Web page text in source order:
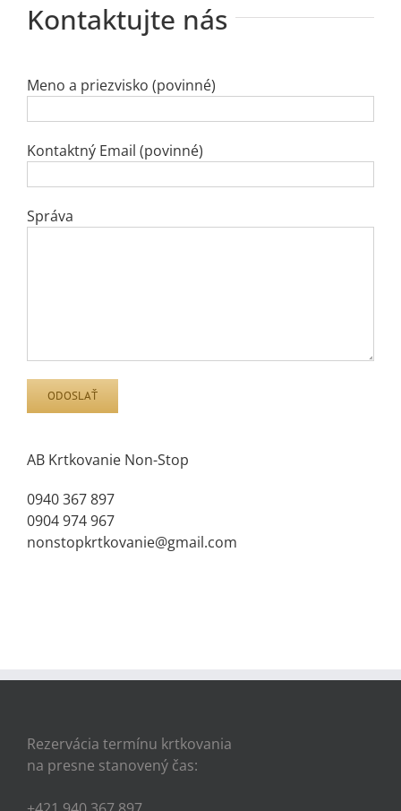
Kontaktujte nás
Meno a priezvisko (povinné)
Kontaktný Email (povinné)
Správa
AB Krtkovanie Non-Stop
0940 367 897
0904 974 967
nonstopkrtkovanie@gmail.com
Rezervácia termínu krtkovania
na presne stanovený čas: